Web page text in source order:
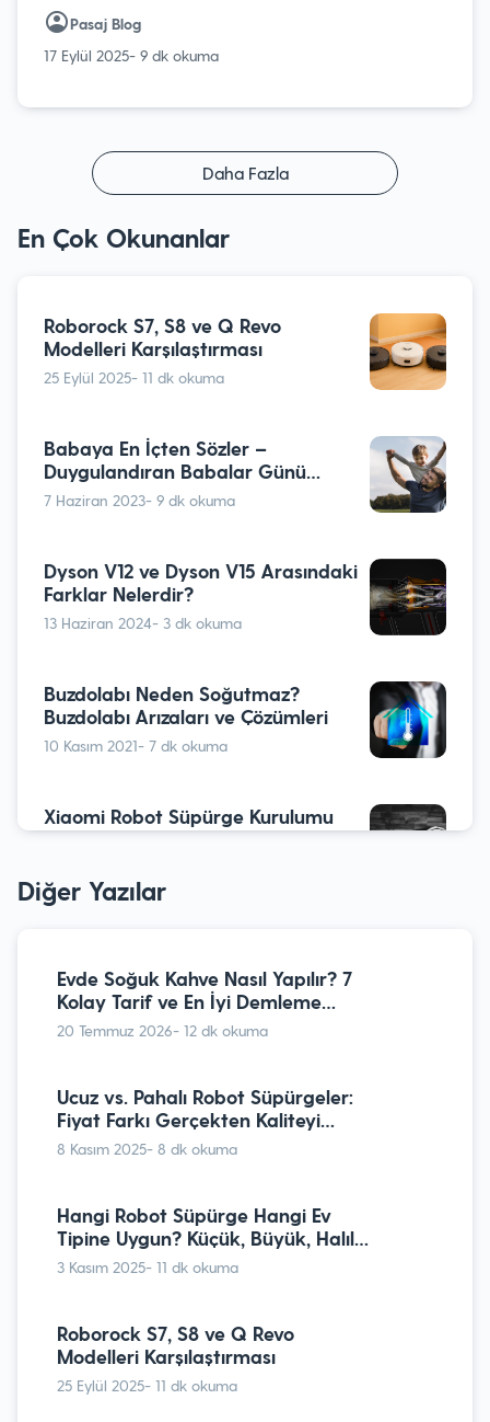
Pasaj Blog
17 Eylül 2025- 9 dk okuma
Daha Fazla
En Çok Okunanlar
Roborock S7, S8 ve Q Revo
Modelleri Karşılaştırması
25 Eylül 2025- 11 dk okuma
Babaya En İçten Sözler –
Duygulandıran Babalar Günü
Mesajları
7 Haziran 2023- 9 dk okuma
Dyson V12 ve Dyson V15 Arasındaki
Farklar Nelerdir?
13 Haziran 2024- 3 dk okuma
Buzdolabı Neden Soğutmaz?
Buzdolabı Arızaları ve Çözümleri
10 Kasım 2021- 7 dk okuma
Xiaomi Robot Süpürge Kurulumu￼
7 Mart 2024- 4 dk okuma
29 Mart 2022- 9 dk okuma
25 Ocak 2024- 9 dk okuma
13 Ekim 2023- 9 dk okuma
Diğer Yazılar
Evde Soğuk Kahve Nasıl Yapılır? 7
Kolay Tarif ve En İyi Demleme
Yöntemleri
20 Temmuz 2026- 12 dk okuma
Ucuz vs. Pahalı Robot Süpürgeler:
Fiyat Farkı Gerçekten Kaliteyi
Etkiliyor mu?
8 Kasım 2025- 8 dk okuma
Hangi Robot Süpürge Hangi Ev
Tipine Uygun? Küçük, Büyük, Halılı
veya Parkeli Evler İçin Modeller
3 Kasım 2025- 11 dk okuma
Roborock S7, S8 ve Q Revo
Modelleri Karşılaştırması
25 Eylül 2025- 11 dk okuma